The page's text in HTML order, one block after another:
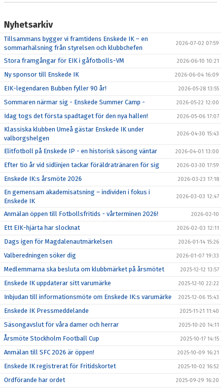
Nyhetsarkiv
Tillsammans bygger vi framtidens Enskede IK – en
sommarhälsning från styrelsen och klubbchefen
2026-07-02 07:59
Stora framgångar för EIK i gåfotbolls-VM 2026-06-10 10:21
Ny sponsor till Enskede IK 2026-06-04 16:09
EIK-legendaren Bubben fyller 90 år! 2026-05-28 13:55
Sommaren närmar sig - Enskede Summer Camp - 2026-05-22 12:00
Idag togs det första spadtaget för den nya hallen! 2026-05-06 17:07
Klassiska klubben Umeå gästar Enskede IK under
valborgshelgen
2026-04-30 15:43
Elitfotboll på Enskede IP - en historisk säsong väntar 2026-04-01 13:00
Efter tio år vid sidlinjen tackar föräldratränaren för sig 2026-03-30 17:59
Enskede IK:s årsmöte 2026 2026-03-23 17:18
En gemensam akademisatsning – individen i fokus i
Enskede IK
2026-03-03 12:47
Anmälan öppen till Fotbollsfritids - vårterminen 2026! 2026-02-10
Ett EIK-hjärta har slocknat 2026-02-03 12:11
Dags igen för Magdalenautmärkelsen 2026-01-14 15:26
Valberedningen söker dig 2026-01-07 19:33
Medlemmarna ska besluta om klubbmärket på årsmötet 2025-12-12 13:57
Enskede IK uppdaterar sitt varumärke 2025-12-10 22:22
Inbjudan till informationsmöte om Enskede IK:s varumärke 2025-12-06 15:43
Enskede IK Pressmeddelande 2025-11-21 11:40
Säsongavslut för våra damer och herrar 2025-10-20 14:11
Årsmöte Stockholm Football Cup 2025-10-17 14:15
Anmälan till SFC 2026 är öppen! 2025-10-09 16:21
Enskede IK registrerat för Fritidskortet 2025-10-02 16:52
Ordförande har ordet 2025-09-29 16:20